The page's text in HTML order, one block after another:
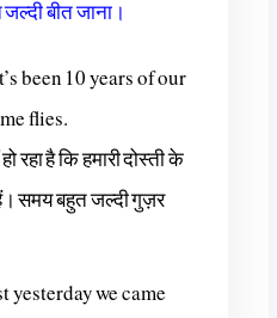
बीत जाना।
been 10 years of our
flies.
रहा है कि हमारी दोस्ती के
समय बहुत जल्दी गुज़र
yesterday we came